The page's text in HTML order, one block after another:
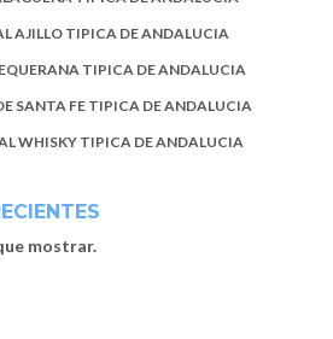
AJILLO TIPICA DE ANDALUCIA
TIPICA DE ANDALUCIA
SANTA FE TIPICA DE ANDALUCIA
WHISKY TIPICA DE ANDALUCIA
mostrar.